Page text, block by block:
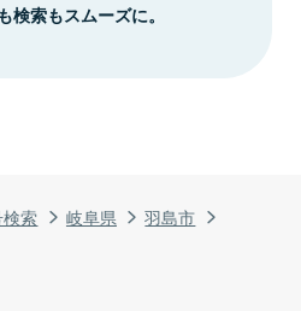
索 岐阜県
羽島市
索もスムーズに。